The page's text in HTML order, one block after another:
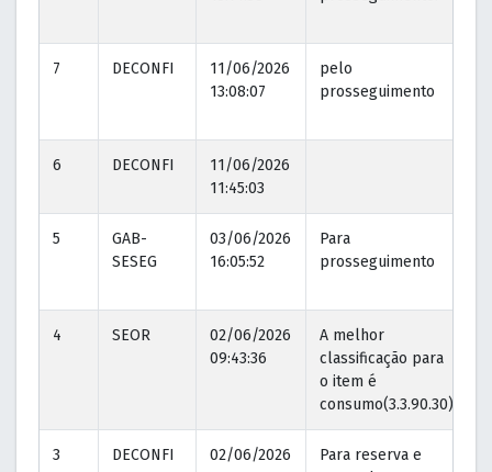
7 DECONFI
11/06/2026
13:08:07
pelo
prosseguimento
6 DECONFI
11/06/2026
11:45:03
5
GAB-
SESEG
03/06/2026
16:05:52
Para
prosseguimento
4 SEOR
02/06/2026
09:43:36
A melhor
classificação para
o item é
consumo(3.3.90.30)
3 DECONFI
02/06/2026
Para reserva e